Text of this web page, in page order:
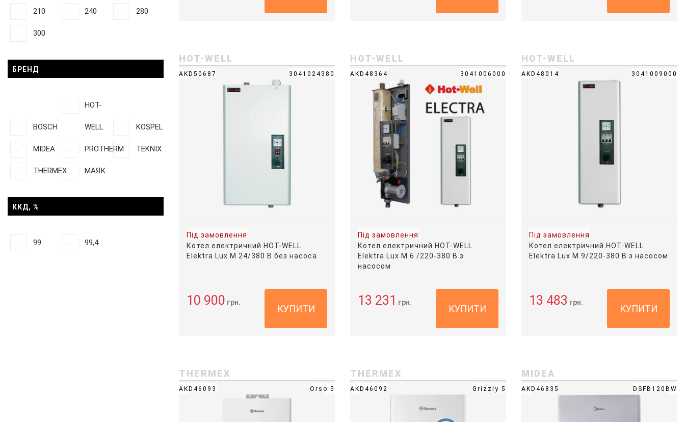
210 240 280
300
БРЕНД
BOSCH
HOT-
WELL KOSPEL
MIDEA PROTHERM TEKNIX
THERMEX МАЯК
ККД, %
99 99,4
HOT-WELL
AKD50687 3041024380
Під замовлення
Котел електричний HOT-WELL
Elektra Lux M 24/380 В без насоса
10 900 грн.
КУПИТИ
HOT-WELL
AKD48364 3041006000
Під замовлення
Котел електричний HOT-WELL
Elektra Lux M 6 /220-380 В з
насосом
13 231 грн.
КУПИТИ
HOT-WELL
AKD48014 3041009000
Під замовлення
Котел електричний HOT-WELL
Elektra Lux M 9/220-380 В з насосом
13 483 грн.
КУПИТИ
THERMEX
AKD46093 Orso 5
THERMEX
AKD46092 Grizzly 5
MIDEA
AKD46835 DSFB120BW